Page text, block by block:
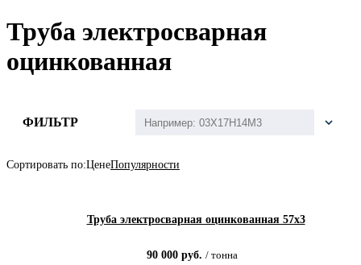
Труба электросварная
оцинкованная
ФИЛЬТР
Сортировать по:ЦенеПопулярности
Труба электросварная оцинкованная 57х3
90 000руб. / тонна